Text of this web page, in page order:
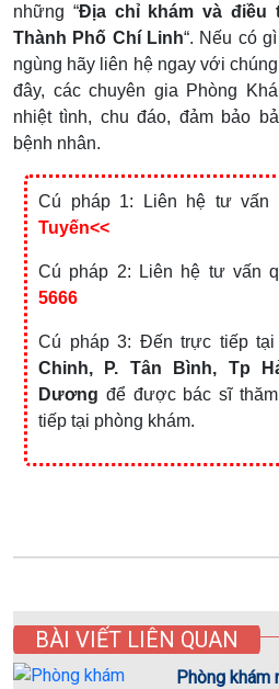
những “Địa chỉ khám và
Thành Phố Chí Linh“. Nếu có
ngùng hãy liên hệ ngay với
đây, các chuyên gia Phòng
nhiệt tình, chu đáo, đảm bảo
bệnh nhân.
Cú pháp 1: Liên hệ tư vấn
Tuyến<<
Cú pháp 2: Liên hệ tư vấn
5666
Cú pháp 3: Đến trực tiếp tại
Chinh, P. Tân Bình, Tp
Dương để được bác sĩ
tiếp tại phòng khám.
BÀI VIẾT LIÊN QUAN
Phòng khám